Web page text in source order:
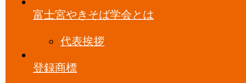
富士宮やきそば学会とは
代表挨拶
登録商標